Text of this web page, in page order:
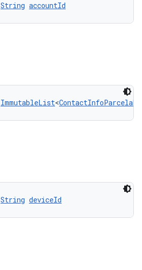
String accountId
ImmutableList<
String deviceId